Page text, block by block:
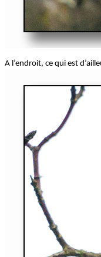
A l’endroit, ce qui est